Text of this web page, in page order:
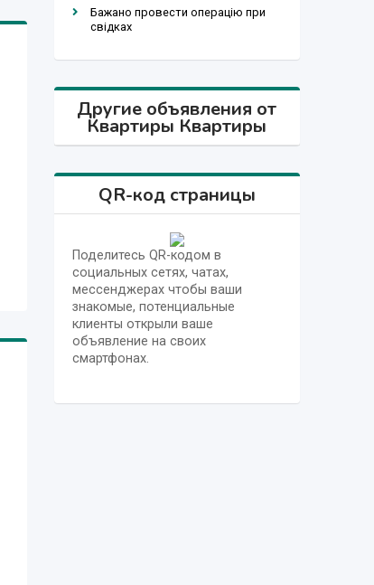
Бажано провести операцію при
свідках
Другие объявления от
Квартиры Квартиры
QR-код страницы
Поделитесь QR-кодом в
социальных сетях, чатах,
мессенджерах чтобы ваши
знакомые, потенциальные
клиенты открыли ваше
объявление на своих
смартфонах.